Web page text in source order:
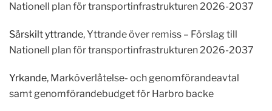
Nationell plan för transportinfrastrukturen 2026-2037
Särskilt yttrande, Yttrande över remiss – Förslag till
Nationell plan för transportinfrastrukturen 2026-2037
Yrkande, Marköverlåtelse- och genomförandeavtal
samt genomförandebudget för Harbro backe